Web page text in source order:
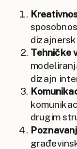
Tehničke
dizajn
drugim